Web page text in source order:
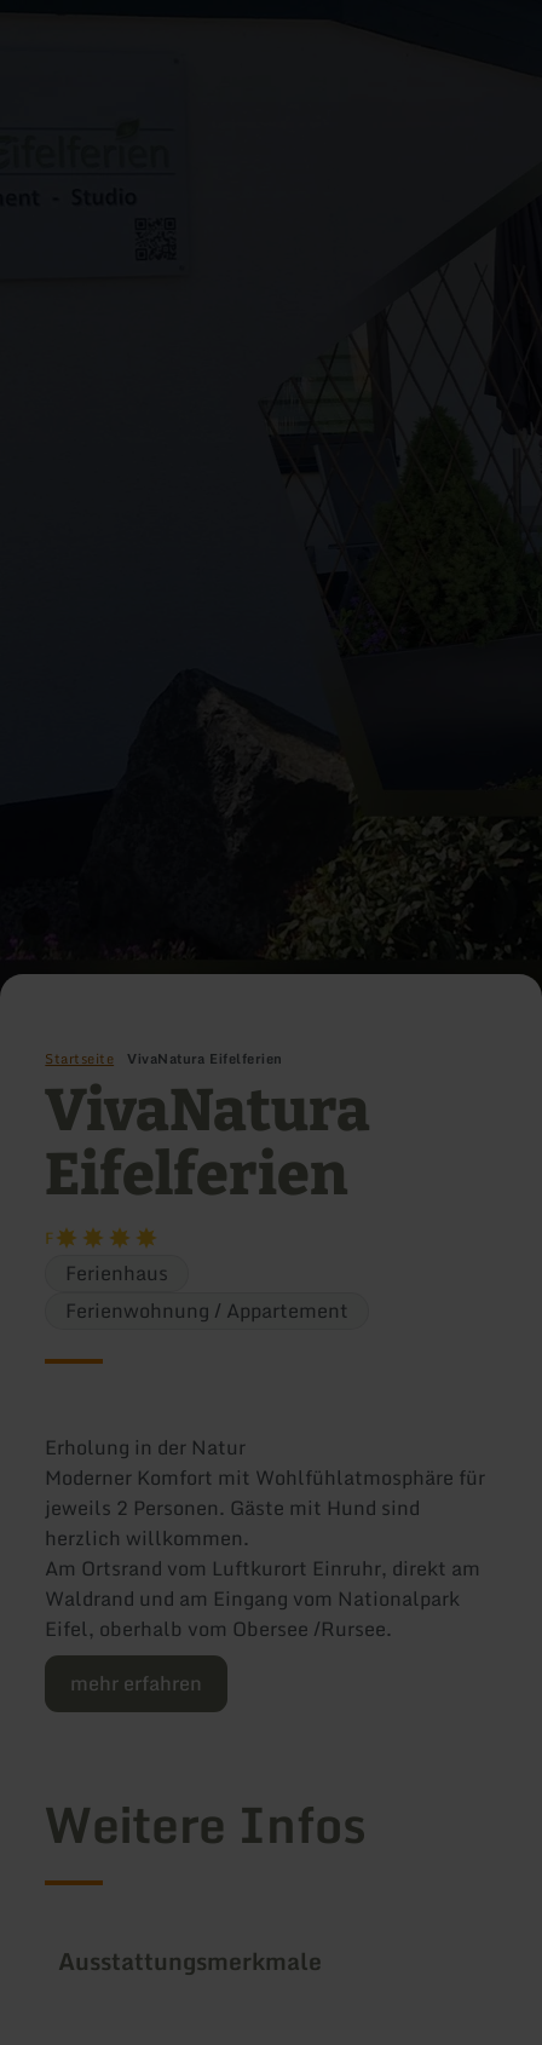
Startseite VivaNatura Eifelferien
VivaNatura
Eifelferien
F
Ferienhaus
Ferienwohnung / Appartement
Erholung in der Natur
Moderner Komfort mit Wohlfühlatmosphäre für
jeweils 2 Personen. Gäste mit Hund sind
herzlich willkommen.
Am Ortsrand vom Luftkurort Einruhr, direkt am
Waldrand und am Eingang vom Nationalpark
Eifel, oberhalb vom Obersee /Rursee.
mehr erfahren
Weitere Infos
Ausstattungsmerkmale